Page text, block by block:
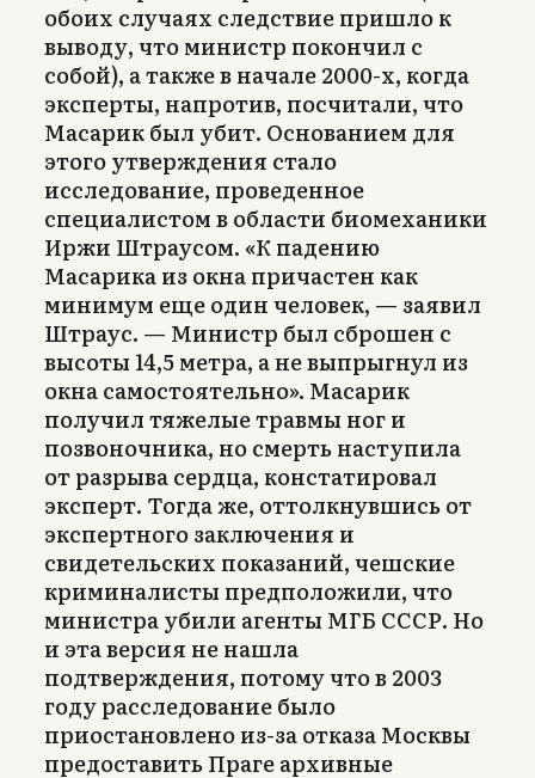
обоих случаях следствие пришло к
выводу, что министр покончил с
собой), а также в начале 2000-х, когда
эксперты, напротив, посчитали, что
Масарик был убит. Основанием для
этого утверждения стало
исследование, проведенное
специалистом в области биомеханики
Иржи Штраусом. «К падению
Масарика из окна причастен как
минимум еще один человек, — заявил
Штраус. — Министр был сброшен с
высоты 14,5 метра, а не выпрыгнул из
окна самостоятельно». Масарик
получил тяжелые травмы ног и
позвоночника, но смерть наступила
от разрыва сердца, констатировал
эксперт. Тогда же, оттолкнувшись от
экспертного заключения и
свидетельских показаний, чешские
криминалисты предположили, что
министра убили агенты МГБ СССР. Но
и эта версия не нашла
подтверждения, потому что в 2003
году расследование было
приостановлено из-за отказа Москвы
предоставить Праге архивные